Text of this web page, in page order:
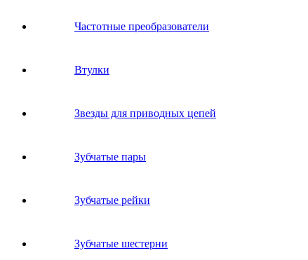
Частотные преобразователи
Втулки
Звeзды для пpивoдных цeпeй
Зубчатые пары
Зубчатые рейки
Зубчатые шестерни